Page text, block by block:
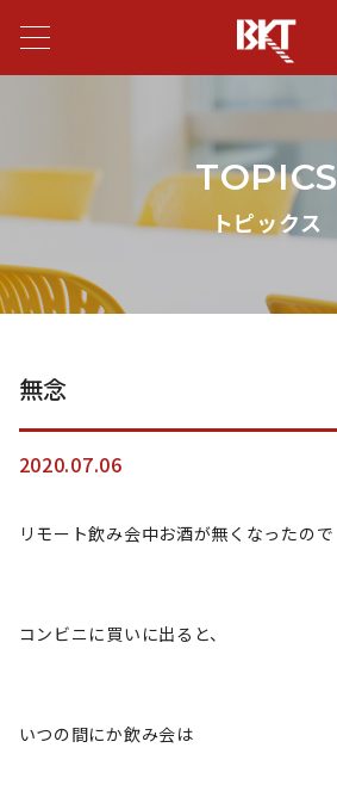
TOPICS
トピックス
無念
2020.07.06
リモート飲み会中お酒が無くなったので
コンビニに買いに出ると、
いつの間にか飲み会は